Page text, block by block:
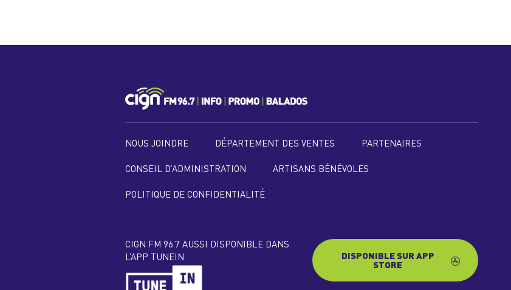
NOUS JOINDRE DÉPARTEMENT DES VENTES PARTENAIRES
CONSEIL D’ADMINISTRATION ARTISANS BÉNÉVOLES
POLITIQUE DE CONFIDENTIALITÉ
CIGN FM 96.7 AUSSI DISPONIBLE DANS
L’APP TUNEIN
DISPONIBLE SUR APP
STORE